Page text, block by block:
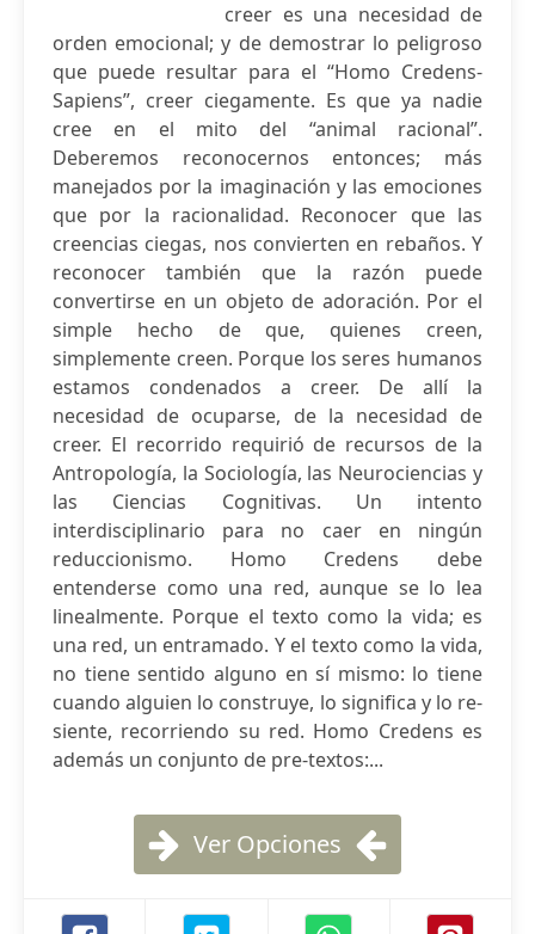
creer es una necesidad de
orden emocional; y de demostrar lo peligroso
que puede resultar para el “Homo Credens-
Sapiens”, creer ciegamente. Es que ya nadie
cree en el mito del “animal racional”.
Deberemos reconocernos entonces; más
manejados por la imaginación y las emociones
que por la racionalidad. Reconocer que las
creencias ciegas, nos convierten en rebaños. Y
reconocer también que la razón puede
convertirse en un objeto de adoración. Por el
simple hecho de que, quienes creen,
simplemente creen. Porque los seres humanos
estamos condenados a creer. De allí la
necesidad de ocuparse, de la necesidad de
creer. El recorrido requirió de recursos de la
Antropología, la Sociología, las Neurociencias y
las Ciencias Cognitivas. Un intento
interdisciplinario para no caer en ningún
reduccionismo. Homo Credens debe
entenderse como una red, aunque se lo lea
linealmente. Porque el texto como la vida; es
una red, un entramado. Y el texto como la vida,
no tiene sentido alguno en sí mismo: lo tiene
cuando alguien lo construye, lo significa y lo re-
siente, recorriendo su red. Homo Credens es
además un conjunto de pre-textos:...
Ver Opciones